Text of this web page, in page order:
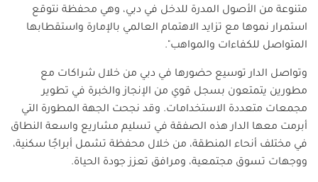
متنوعة من الأصول المدرة للدخل في دبي، وهي محفظة نتوقع
استمرار نموها مع تزايد الاهتمام العالمي بالإمارة واستقطابها
المتواصل للكفاءات والمواهب ".
وتواصل الدار توسيع حضورها في دبي من خلال شراكات مع
مطورين يتمتعون بسجل قوي من الإنجاز والخبرة في تطوير
مجمعات متعددة الاستخدامات. وقد نجحت الجهة المطورة التي
أبرمت معها الدار هذه الصفقة في تسليم مشاريع واسعة النطاق
في مختلف أنحاء المنطقة، من خلال محفظة تشمل أبراجًا سكنية،
ووجهات تسوق مجتمعية، ومرافق تعزز جودة الحياة.